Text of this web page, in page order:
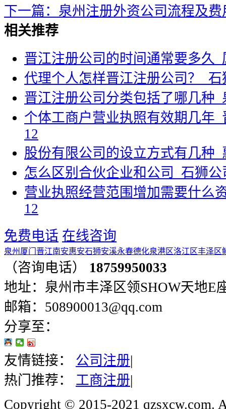
下一篇：泉州注册外资公司流程及费
相关推荐
晋江注册公司的时间通常要多久
代理个人怎样晋江注册公司？_
晋江注册公司分类包括了哪几种
个体工商户营业执照有效期几年
12
股份有限公司的设立方式有几种
怎么区别合伙企业和公司_石狮公
营业执照经营范围增加需要什么
12
免费电话 在线咨询
泉州 厦门 晋江南安惠安石狮安溪永春德化泉港区洛江区丰泽区
（咨询电话）
18759950033
地址：泉州市丰泽区领SHOW天地E
邮箱：508900013@qq.com
分享至：
友情链接： 公司注册|
热门推荐：
工商注册|
Copyright © 2015-2021 qzsxcw.com.